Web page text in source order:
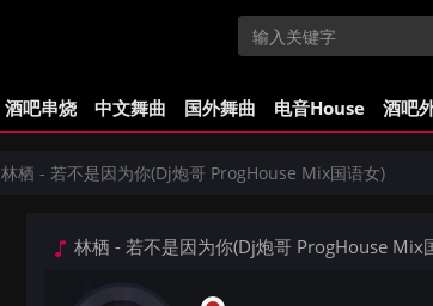
酒吧串烧 中文舞曲 国外舞曲 电音House 酒吧
林栖 - 若不是因为你(Dj炮哥 ProgHouse Mix国语女)
林栖 - 若不是因为你(Dj炮哥 ProgHouse Mix